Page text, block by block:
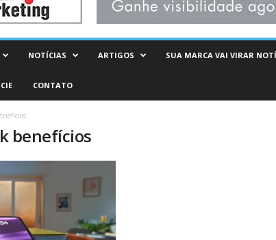
NOTÍCIAS ARTIGOS SUA MARCA VAI VIRAR
CONTATO
benefícios